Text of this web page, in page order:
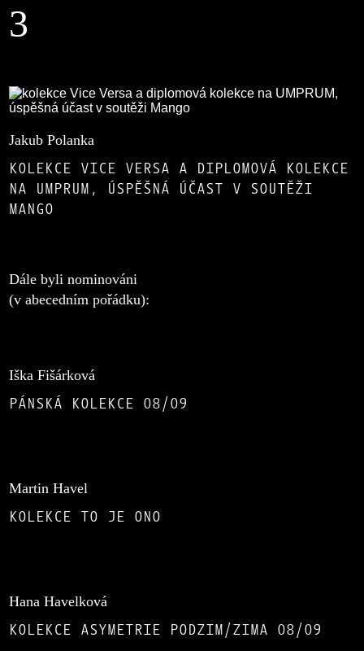
3
Jakub Polanka
KOLEKCE VICE VERSA A DIPLOMOVÁ KOLEKCE
NA UMPRUM, ÚSPĚŠNÁ ÚČAST V SOUTĚŽI
MANGO
Dále byli nominováni
(v abecedním pořádku):
Iška Fišárková
PÁNSKÁ KOLEKCE 08/09
Martin Havel
KOLEKCE TO JE ONO
Hana Havelková
KOLEKCE ASYMETRIE PODZIM/ZIMA 08/09